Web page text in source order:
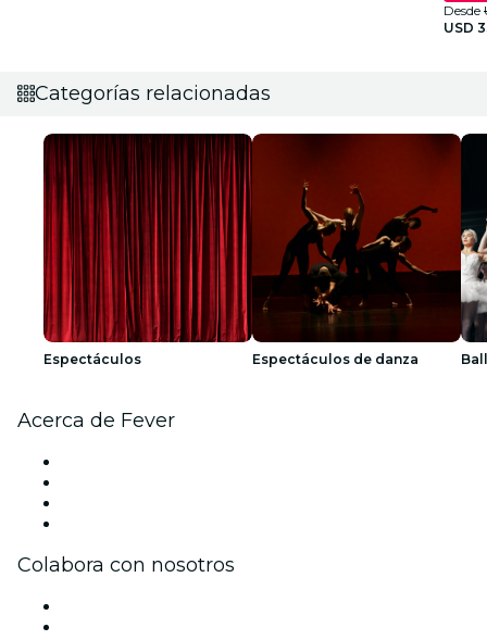
Desde
USD
Categorías relacionadas
Espectáculos Espectáculos de danza
Acerca de Fever
Colabora con nosotros